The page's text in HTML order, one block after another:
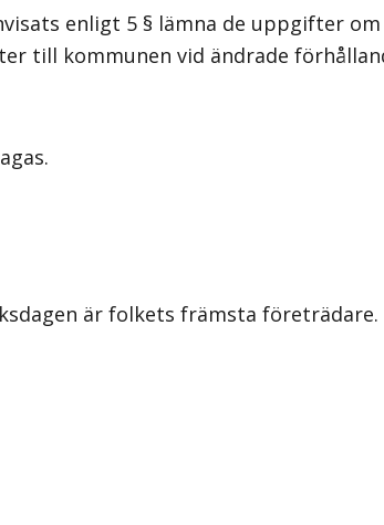
enligt 5 § lämna de uppgifter
till kommunen vid ändrade
är folkets främsta företrädare.